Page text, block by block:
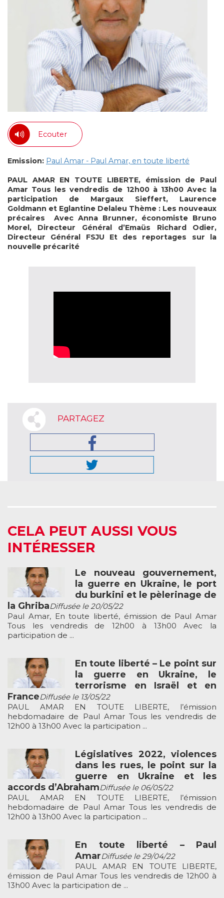
Ecouter
Emission: Paul Amar - Paul Amar, en toute liberté
PAUL AMAR EN TOUTE LIBERTE, émission de Paul
Amar Tous les vendredis de 12h00 à 13h00 Avec la
participation de Margaux Sieffert, Laurence
Goldmann et Eglantine Delaleu Thème : Les nouveaux
précaires
Avec Anna Brunner, économiste Bruno
Morel, Directeur Général d’Emaüs
Richard Odier,
Directeur Général FSJU
Et des reportages sur la
nouvelle précarité
PARTAGEZ
CELA PEUT AUSSI VOUS
INTÉRESSER
Le nouveau gouvernement,
la guerre en Ukraine, le port
du burkini et le pèlerinage de
la GhribaDiffusée le 20/05/22
Paul Amar, En toute liberté, émission de Paul Amar
Tous les vendredis de 12h00 à 13h00 Avec la
participation de ...
En toute liberté – Le point sur
la guerre en Ukraine, le
terrorisme en Israël et en
FranceDiffusée le 13/05/22
PAUL AMAR EN TOUTE LIBERTE, l’émission
hebdomadaire de Paul Amar Tous les vendredis de
12h00 à 13h00 Avec la participation ...
Législatives 2022, violences
dans les rues, le point sur la
guerre en Ukraine et les
accords d’AbrahamDiffusée le 06/05/22
PAUL AMAR EN TOUTE LIBERTE, l’émission
hebdomadaire de Paul Amar Tous les vendredis de
12h00 à 13h00 Avec la participation ...
En toute liberté – Paul
AmarDiffusée le 29/04/22
PAUL AMAR EN TOUTE LIBERTE,
émission de Paul Amar Tous les vendredis de 12h00 à
13h00 Avec la participation de ...